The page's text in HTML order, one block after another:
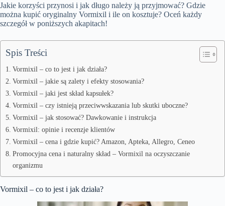
Jakie korzyści przynosi i jak długo należy ją przyjmować? Gdzie
można kupić oryginalny Vormixil i ile on kosztuje? Oceń każdy
szczegół w poniższych akapitach!
Spis Treści
Vormixil – co to jest i jak działa?
Vormixil – jakie są zalety i efekty stosowania?
Vormixil – jaki jest skład kapsułek?
Vormixil – czy istnieją przeciwwskazania lub skutki uboczne?
Vormixil – jak stosować? Dawkowanie i instrukcja
Vormixil: opinie i recenzje klientów
Vormixil – cena i gdzie kupić? Amazon, Apteka, Allegro, Ceneo
Promocyjna cena i naturalny skład – Vormixil na oczyszczanie
organizmu
Vormixil – co to jest i jak działa?